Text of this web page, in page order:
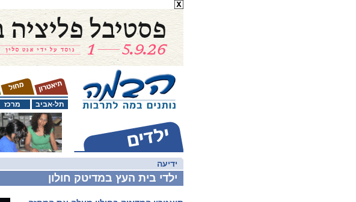
מרכז תל-אביב
ידיעה
ילדי בית העץ במדיטק חולון